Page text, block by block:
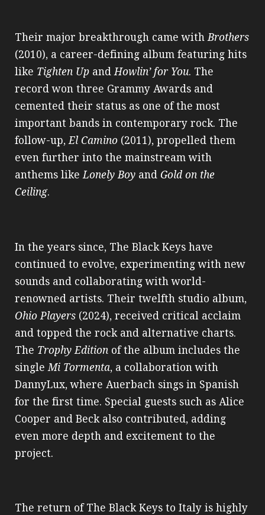
Their major breakthrough came with Brothers
(2010), a career-defining album featuring hits
like Tighten Up and Howlin’ for You. The
record won three Grammy Awards and
cemented their status as one of the most
important bands in contemporary rock. The
follow-up, El Camino (2011), propelled them
even further into the mainstream with
anthems like Lonely Boy and Gold on the
Ceiling.
In the years since, The Black Keys have
continued to evolve, experimenting with new
sounds and collaborating with world-
renowned artists. Their twelfth studio album,
Ohio Players (2024), received critical acclaim
and topped the rock and alternative charts.
The Trophy Edition of the album includes the
single Mi Tormenta, a collaboration with
DannyLux, where Auerbach sings in Spanish
for the first time. Special guests such as Alice
Cooper and Beck also contributed, adding
even more depth and excitement to the
project.
The return of The Black Keys to Italy is highly